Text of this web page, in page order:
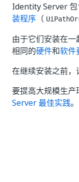
Identity Server
装程序 （
由于它们安装在
相同的硬件和软件
在继续安装之前，
要提高大规模生
Server 最佳实践。